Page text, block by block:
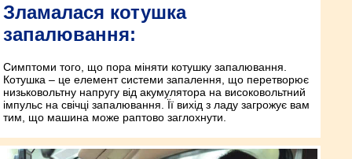
Зламалася котушка
запалювання:
Симптоми того, що пора міняти котушку запалювання.
Котушка – це елемент системи запалення, що перетворює
низьковольтну напругу від акумулятора на високовольтний
імпульс на свічці запалювання. Її вихід з ладу загрожує вам
тим, що машина може раптово заглохнути.